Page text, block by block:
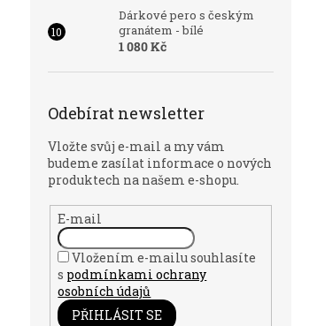
Dárkové pero s českým
granátem - bílé
1 080 Kč
Odebírat newsletter
Vložte svůj e-mail a my vám
budeme zasílat informace o nových
produktech na našem e-shopu.
E-mail
Vložením e-mailu souhlasíte
s podmínkami ochrany
osobních údajů
PŘIHLÁSIT SE